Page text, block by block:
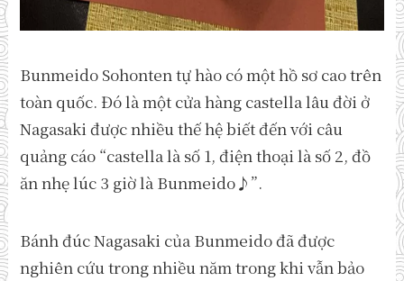
Bunmeido Sohonten tự hào có một hồ sơ cao trên
toàn quốc. Đó là một cửa hàng castella lâu đời ở
Nagasaki được nhiều thế hệ biết đến với câu
quảng cáo “castella là số 1, điện thoại là số 2, đồ
ăn nhẹ lúc 3 giờ là Bunmeido♪”.
Bánh đúc Nagasaki của Bunmeido đã được
nghiên cứu trong nhiều năm trong khi vẫn bảo